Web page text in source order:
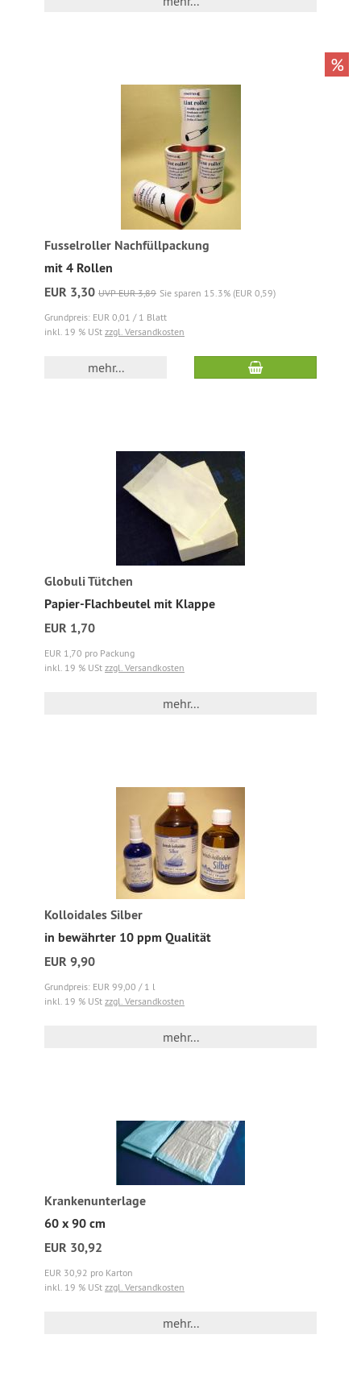
Fusselroller Nachfüllpackung
mit 4 Rollen
EUR 3,30 UVP EUR 3,89 Sie sparen 15.3% (EUR 0,59)
Grundpreis: EUR 0,01 / 1 Blatt
inkl. 19 % USt zzgl. Versandkosten
mehr...
%
Globuli Tütchen
Papier-Flachbeutel mit Klappe
EUR 1,70
EUR 1,70 pro Packung
inkl. 19 % USt zzgl. Versandkosten
mehr...
Kolloidales Silber
in bewährter 10 ppm Qualität
EUR 9,90
Grundpreis: EUR 99,00 / 1 l
inkl. 19 % USt zzgl. Versandkosten
mehr...
Krankenunterlage
60 x 90 cm
EUR 30,92
EUR 30,92 pro Karton
inkl. 19 % USt zzgl. Versandkosten
mehr...